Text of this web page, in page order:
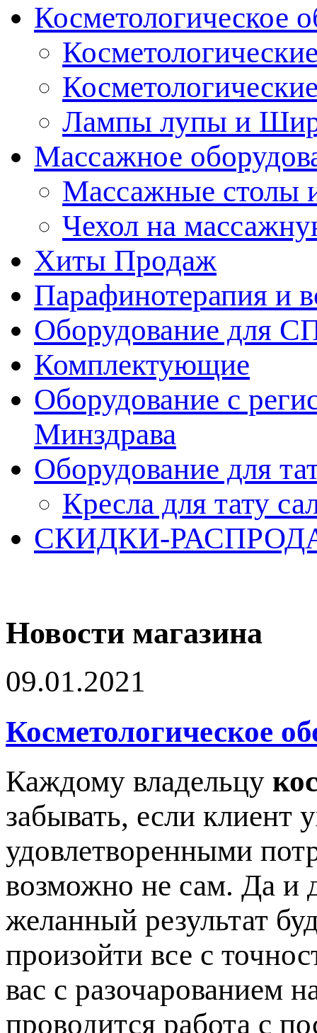
Косметологическое
Лампы лупы и
Массажное
Массажные столы
Чехол на
Хиты Продаж
Парафинотерапия и
Оборудование для
Комплектующие
Оборудование с
Минздрава
Оборудование для
Кресла для тату
СКИДКИ-
Новости магазина
09.01.2021
Косметологическое
Каждому владельцу
забывать, если клиент
удовлетворенными
возможно не сам. Да и
желанный результат
произойти все с
вас с разочарованием
проводится работа с